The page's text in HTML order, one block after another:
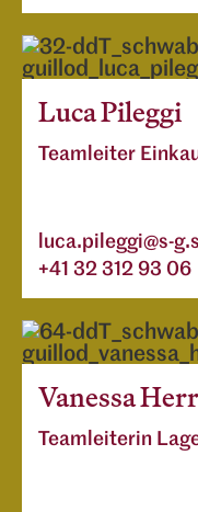
Luca Pileggi
Teamleiter
luca.pileggi@s-
+41 32 312 93 06
Vanessa
Teamleiterin